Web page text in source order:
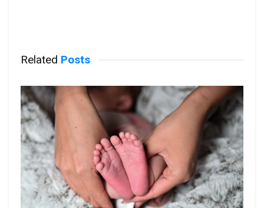
Related Posts